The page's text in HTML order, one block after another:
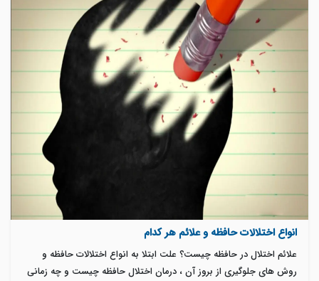
انواع اختلالات حافظه و علائم هر کدام
علائم اختلال در حافظه چیست؟ علت ابتلا به انواع اختلالات حافظه و
روش های جلوگیری از بروز آن ، درمان اختلال حافظه چیست و چه زمانی